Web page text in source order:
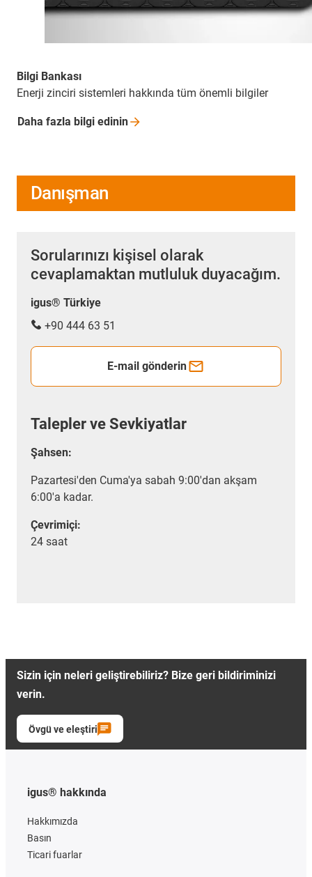
Bilgi Bankası
Enerji zinciri sistemleri hakkında tüm önemli bilgiler
Daha fazla bilgi edinin
Danışman
Sorularınızı kişisel olarak
cevaplamaktan mutluluk duyacağım.
igus® Türkiye
+90 444 63 51
E-mail gönderin
Talepler ve Sevkiyatlar
Şahsen:
Pazartesi'den Cuma'ya sabah 9:00'dan akşam
6:00'a kadar.
Çevrimiçi:
24 saat
Sizin için neleri geliştirebiliriz? Bize geri bildiriminizi
verin.
Övgü ve eleştiri
igus® hakkında
Hakkımızda
Basın
Ticari fuarlar